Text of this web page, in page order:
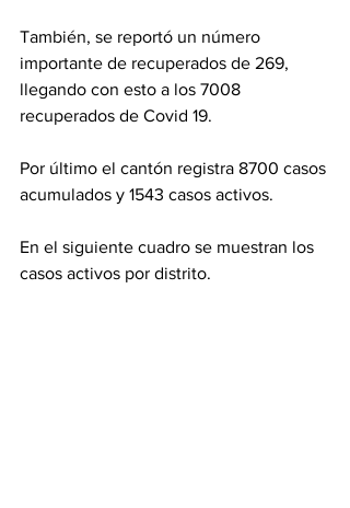
También, se reportó un número
importante de recuperados de 269,
llegando con esto a los 7008
recuperados de Covid 19.
Por último el cantón registra 8700 casos
acumulados y 1543 casos activos.
En el siguiente cuadro se muestran los
casos activos por distrito.